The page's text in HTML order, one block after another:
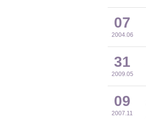
07
2004.06
31
2009.05
09
2007.11